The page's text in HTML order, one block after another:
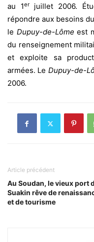
au 1erjuillet 2006.
répondre aux besoins
le Dupuy-de-Lôme est
du renseignement
et exploite sa
armées. Le Dupuy-de-
2006.
Article précédent
Au Soudan, le vieux port
Suakin rêve de
et de tourisme